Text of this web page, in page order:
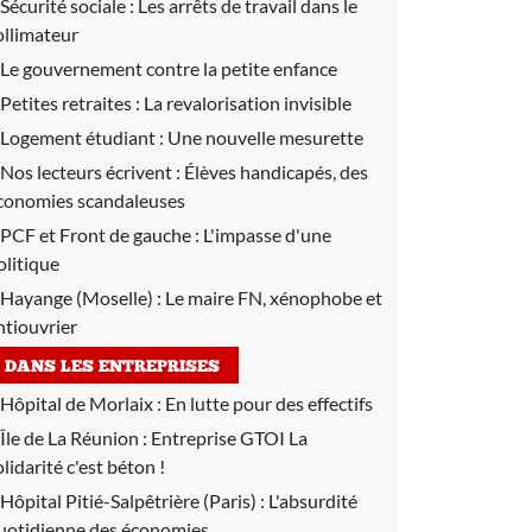
Sécurité sociale : Les arrêts de travail dans le
Le gouvernement contre la petite enfance
Petites retraites : La revalorisation invisible
Logement étudiant : Une nouvelle mesurette
Nos lecteurs écrivent : Élèves handicapés, des
scandaleuses
PCF et Front de gauche : L'impasse d'une
Hayange (Moselle) : Le maire FN, xénophobe et
DANS LES ENTREPRISES
Hôpital de Morlaix : En lutte pour des effectifs
Île de La Réunion : Entreprise GTOI La
c'est béton !
Hôpital Pitié-Salpêtrière (Paris) : L'absurdité